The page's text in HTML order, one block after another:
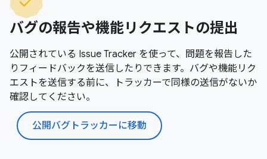
バグの報告や機能リクエストの提出
公開されている Issue Tracker を使って、問題を報告した
りフィードバックを送信したりできます。バグや機能リク
エストを送信する前に、トラッカーで同様の送信がないか
確認してください。
公開バグトラッカーに移動